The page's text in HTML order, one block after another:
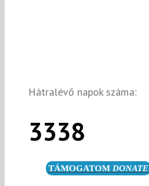
Hátralévő napok száma:
3338
TÁMOGATOM DONATE